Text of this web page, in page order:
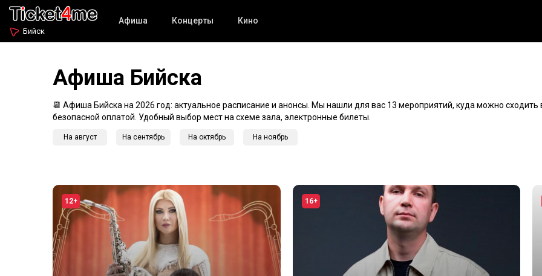
Бийск
Афиша Концерты Кино
Афиша Бийска
📆 Афиша Бийска на 2026 год: актуальное расписание и анонсы. Мы нашли для вас 13 мероприятий, куда можно сходить
безопасной оплатой. Удобный выбор мест на схеме зала, электронные билеты.
На август На сентябрь На октябрь На ноябрь
12+ 16+